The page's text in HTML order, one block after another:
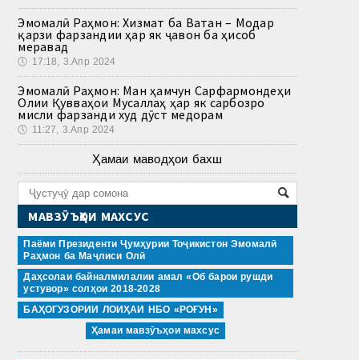
Эмомалӣ Раҳмон: Хизмат ба Ватан – Модар
қарзи фарзандии ҳар як ҷавон ба ҳисоб
меравад
🕔 17:18, 3.Апр 2024
Эмомалӣ Раҳмон: Ман ҳамчун Сарфармондеҳи
Олии Қувваҳои Мусаллаҳ ҳар як сарбозро
мисли фарзанди худ дӯст медорам
🕔 11:27, 3.Апр 2024
Ҳамаи маводҳои бахш
МАВЗӮЪҲОИ МАХСУС
Паёми Президенти Ҷумҳурии Тоҷикистон Эмомалӣ
Раҳмон ба Маҷлиси Олӣ
Даҳсолаи байналмилалии амал «Об барои рушди
устувор» солҳои 2018-2028
БАҲОГУЗОРИИ ЛОИҲАИ НБО «РОҒУН»
Ҳамаи мавзӯъҳои махсус